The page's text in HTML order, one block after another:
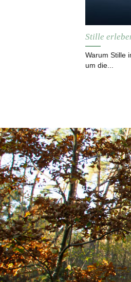
Stille
Warum Stille
um die...